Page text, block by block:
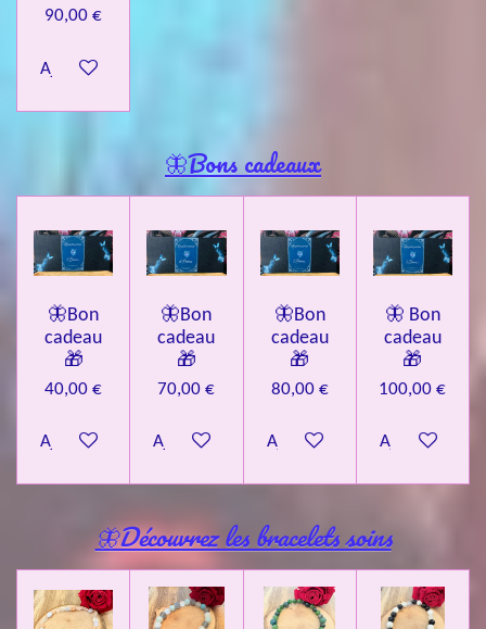
90,00 €
Ajouter au panier
🦋Bons cadeaux
🦋Bon
cadeau
🎁
40,00 €
Ajouter au panier
🦋Bon
cadeau
🎁
70,00 €
Ajouter au panier
🦋Bon
cadeau
🎁
80,00 €
Ajouter au panier
🦋 Bon
cadeau
🎁
100,00 €
Ajouter au
🦋Découvrez les bracelets soins